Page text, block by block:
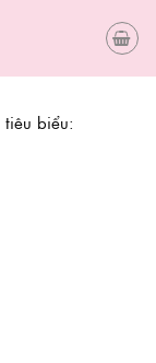
biểu: